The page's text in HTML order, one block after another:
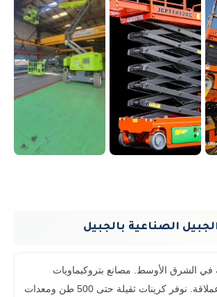
الصناعية بالجبيل
في الشرق الأوسط. مصانع بتروكيماويات
ومنشآت صناعية عملاقة. نوفر كرينات ثقيلة حتى 500 طن ومعدات